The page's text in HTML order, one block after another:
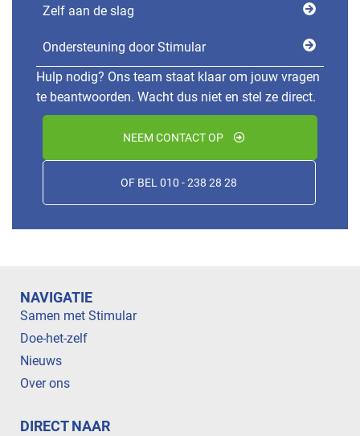
Zelf aan de slag
Ondersteuning door Stimular
Hulp nodig? Ons team staat klaar om jouw vragen
te beantwoorden. Wacht dus niet en stel ze direct.
NEEM CONTACT OP
OF BEL 010 - 238 28 28
NAVIGATIE
Samen met Stimular
Doe-het-zelf
Nieuws
Over ons
DIRECT NAAR